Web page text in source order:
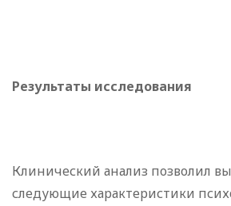
Результаты исследования
Клинический анализ позволил
следующие характеристики